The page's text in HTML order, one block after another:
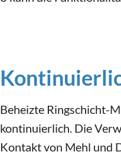
Beheizte Ringschicht-
kontinuierlich. Die
Kontakt von Mehl und